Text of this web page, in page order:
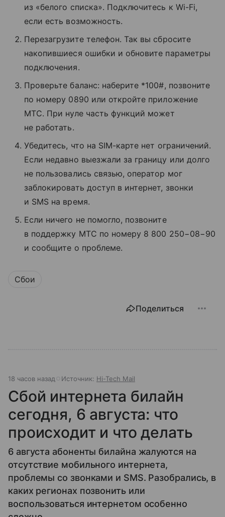
из «белого списка». Подключитесь к Wi-Fi,
если есть возможность.
Перезагрузите телефон. Так вы сбросите
накопившиеся ошибки и обновите параметры
подключения.
Проверьте баланс: наберите *100#, позвоните
по номеру 0890 или откройте приложение
МТС. При нуле часть функций может
не работать.
Убедитесь, что на SIM-карте нет ограничений.
Если недавно выезжали за границу или долго
не пользовались связью, оператор мог
заблокировать доступ в интернет, звонки
и SMS на время.
Если ничего не помогло, позвоните
в поддержку МТС по номеру 8 800 250−08−90
и сообщите о проблеме.
Сбои
Поделиться
18 часов назад Источник: Hi-Tech Mail
Сбой интернета билайн
сегодня, 6 августа: что
происходит и что делать
6 августа абоненты билайна жалуются на
отсутствие мобильного интернета,
проблемы со звонками и SMS. Разобрались, в
каких регионах позвонить или
воспользоваться интернетом особенно